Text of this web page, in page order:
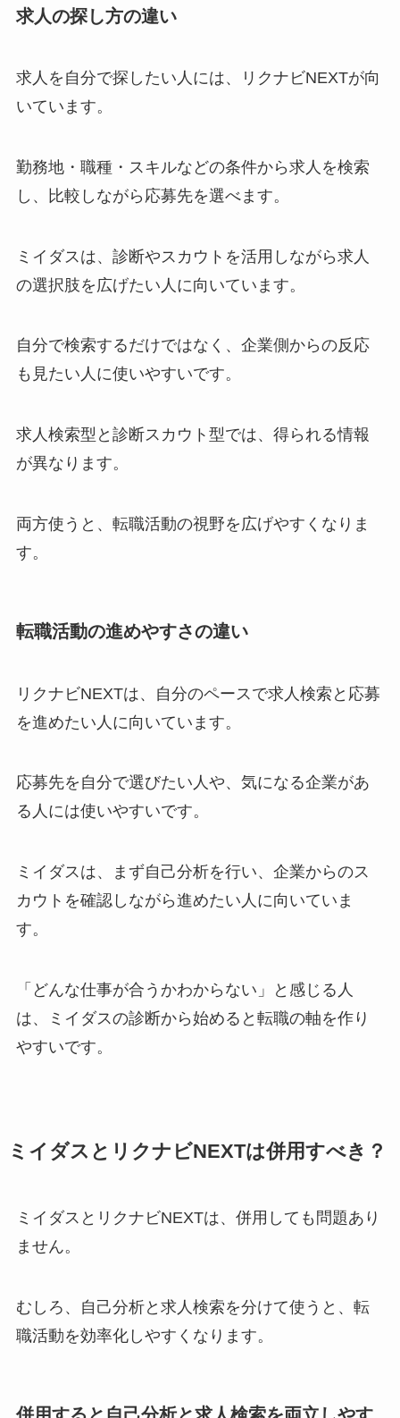
求人の探し方の違い
求人を自分で探したい人には、リクナビNEXTが向
いています。
勤務地・職種・スキルなどの条件から求人を検索
し、比較しながら応募先を選べます。
ミイダスは、診断やスカウトを活用しながら求人
の選択肢を広げたい人に向いています。
自分で検索するだけではなく、企業側からの反応
も見たい人に使いやすいです。
求人検索型と診断スカウト型では、得られる情報
が異なります。
両方使うと、転職活動の視野を広げやすくなりま
す。
転職活動の進めやすさの違い
リクナビNEXTは、自分のペースで求人検索と応募
を進めたい人に向いています。
応募先を自分で選びたい人や、気になる企業があ
る人には使いやすいです。
ミイダスは、まず自己分析を行い、企業からのス
カウトを確認しながら進めたい人に向いていま
す。
「どんな仕事が合うかわからない」と感じる人
は、ミイダスの診断から始めると転職の軸を作り
やすいです。
ミイダスとリクナビNEXTは併用すべき？
ミイダスとリクナビNEXTは、併用しても問題あり
ません。
むしろ、自己分析と求人検索を分けて使うと、転
職活動を効率化しやすくなります。